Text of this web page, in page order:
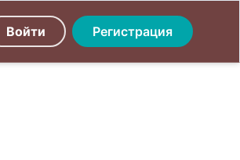
Войти Регистрация